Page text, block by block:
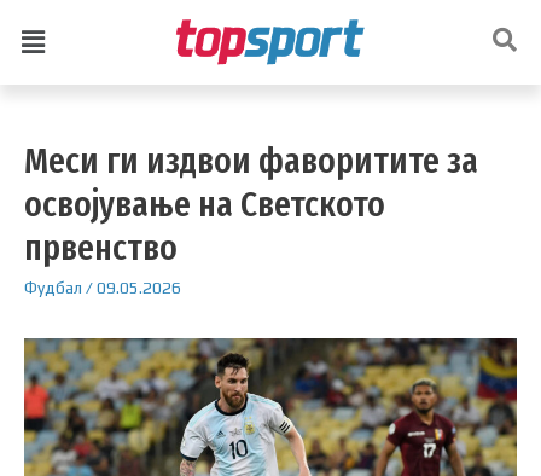
Меси ги издвои фаворитите за
освојување на Светското
првенство
Фудбал /09.05.2026